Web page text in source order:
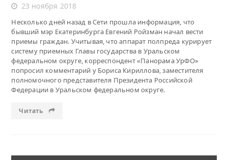
23 ноября 2018
Несколько дней назад в Сети прошла информация, что
бывший мэр Екатеринбурга Евгений Ройзман начал вести
приемы граждан. Учитывая, что аппарат полпреда курирует
систему приемных Главы государства в Уральском
федеральном округе, корреспондент «Панорама УрФО»
попросил комментарий у Бориса Кириллова, заместителя
полномочного представителя Президента Российской
Федерации в Уральском федеральном округе.
Читать